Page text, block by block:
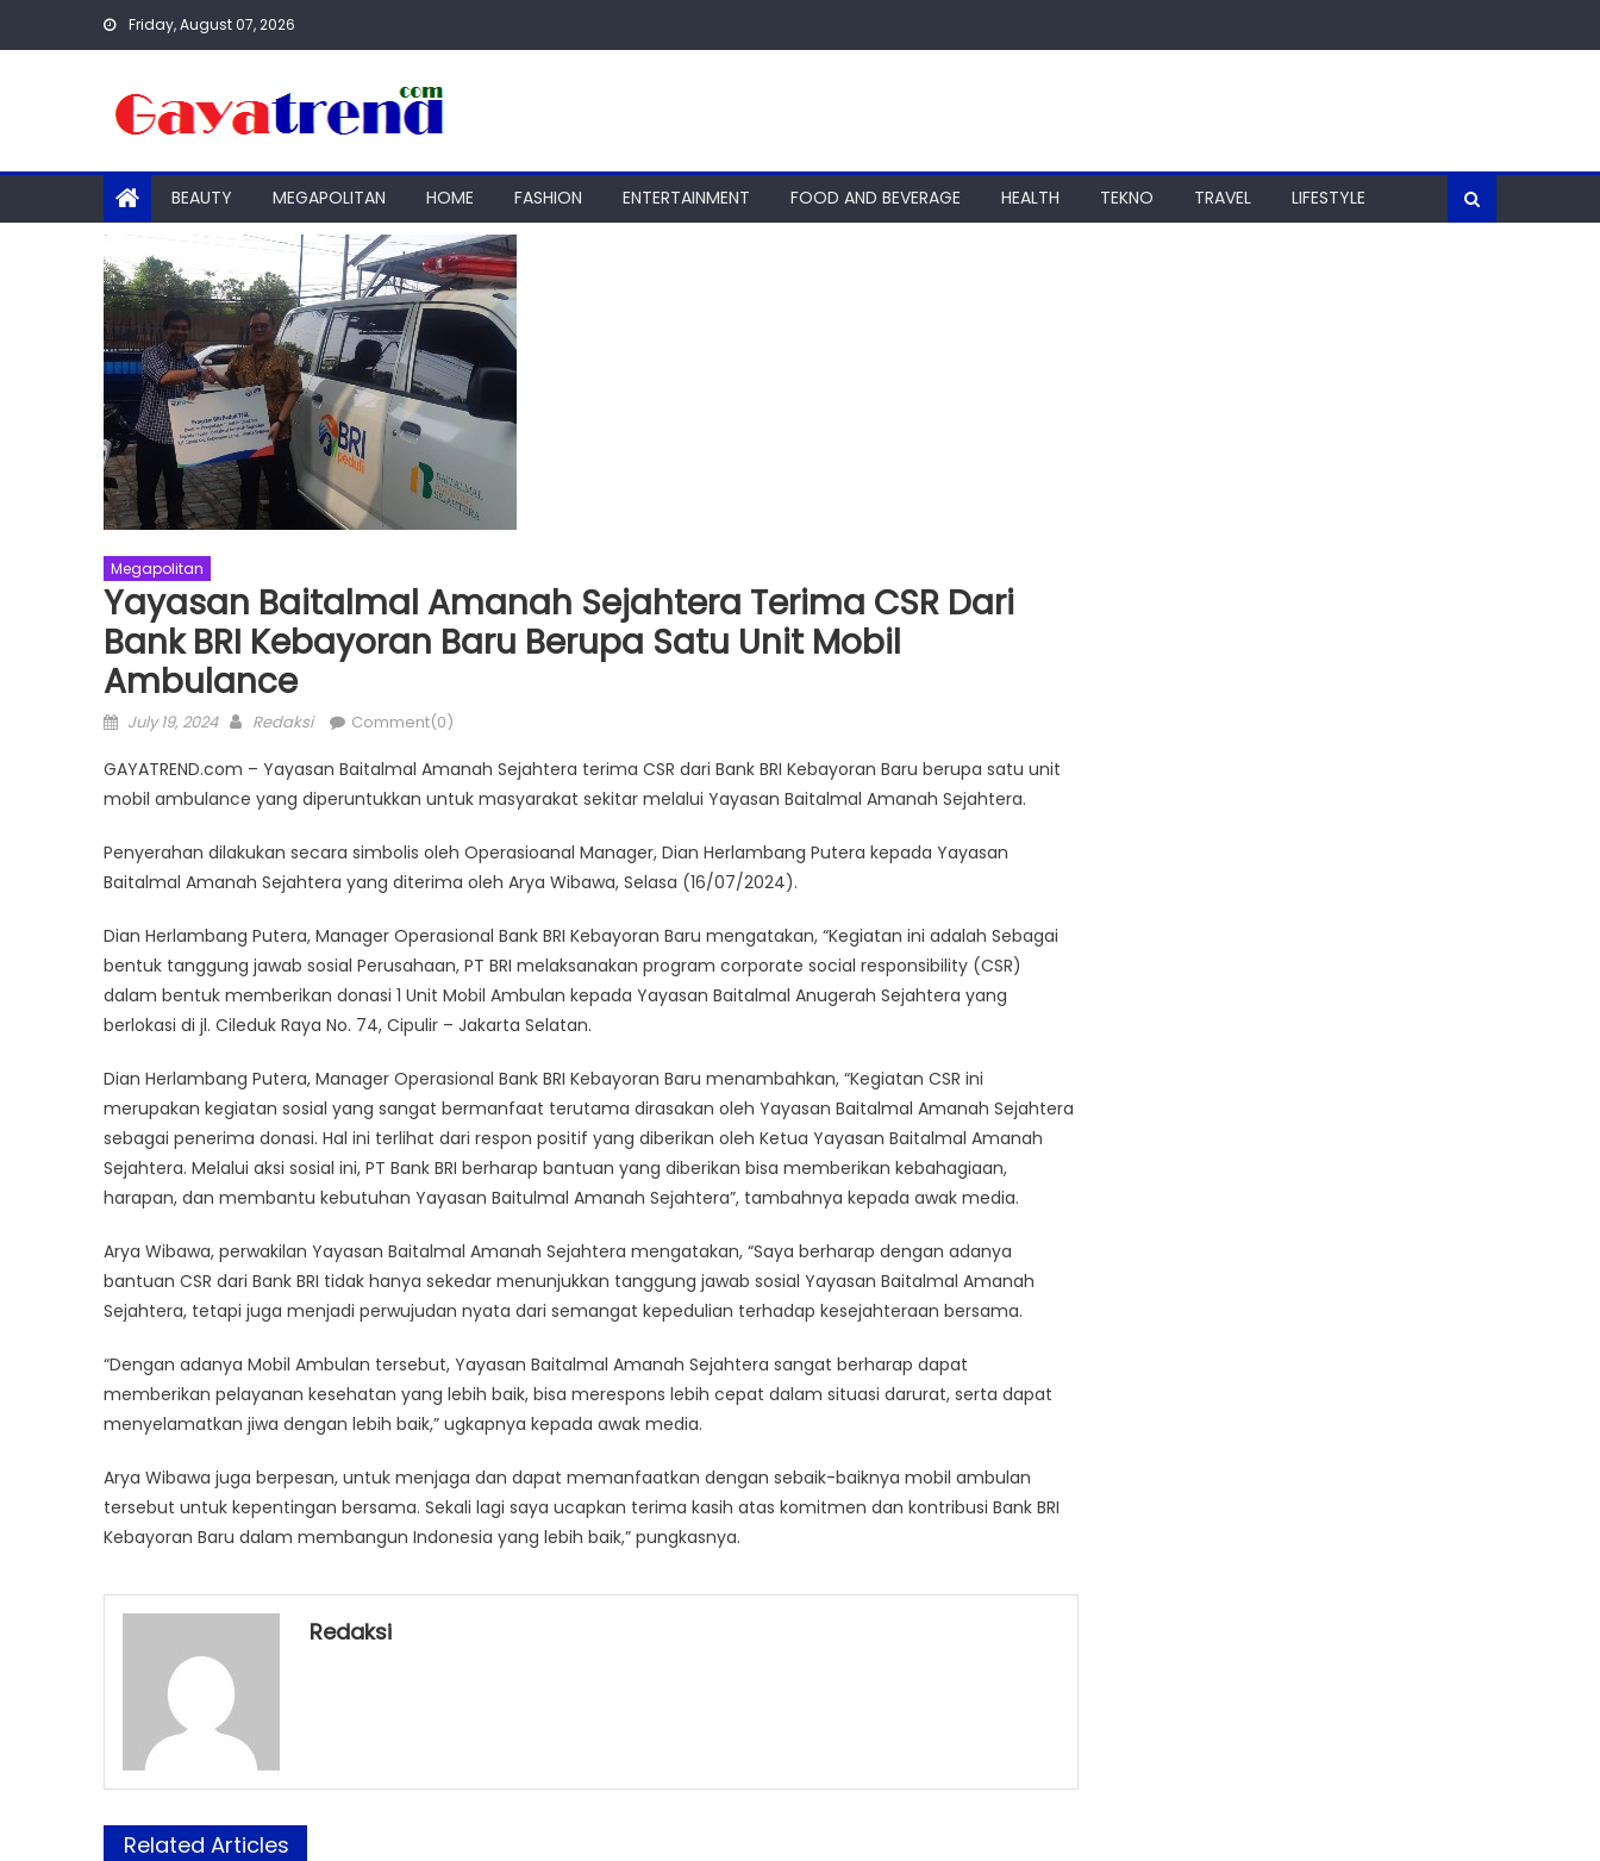
Friday, August 07, 2026
BEAUTY MEGAPOLITAN HOME FASHION ENTERTAINMENT FOOD AND BEVERAGE HEALTH TEKNO TRAVEL LIFESTYLE
Megapolitan
Yayasan Baitalmal Amanah Sejahtera Terima CSR Dari
Bank BRI Kebayoran Baru Berupa Satu Unit Mobil
Ambulance
Posted
July 19, 2024 Author
Redaksi Comment(0)
GAYATREND.com – Yayasan Baitalmal Amanah Sejahtera terima CSR dari Bank BRI Kebayoran Baru berupa satu unit
mobil ambulance yang diperuntukkan untuk masyarakat sekitar melalui Yayasan Baitalmal Amanah Sejahtera.
Penyerahan dilakukan secara simbolis oleh Operasioanal Manager, Dian Herlambang Putera kepada Yayasan
Baitalmal Amanah Sejahtera yang diterima oleh Arya Wibawa, Selasa (16/07/2024).
Dian Herlambang Putera, Manager Operasional Bank BRI Kebayoran Baru mengatakan, “Kegiatan ini adalah Sebagai
bentuk tanggung jawab sosial Perusahaan, PT BRI melaksanakan program corporate social responsibility (CSR)
dalam bentuk memberikan donasi 1 Unit Mobil Ambulan kepada Yayasan Baitalmal Anugerah Sejahtera yang
berlokasi di jl. Cileduk Raya No. 74, Cipulir – Jakarta Selatan.
Dian Herlambang Putera, Manager Operasional Bank BRI Kebayoran Baru menambahkan, “Kegiatan CSR ini
merupakan kegiatan sosial yang sangat bermanfaat terutama dirasakan oleh Yayasan Baitalmal Amanah Sejahtera
sebagai penerima donasi. Hal ini terlihat dari respon positif yang diberikan oleh Ketua Yayasan Baitalmal Amanah
Sejahtera. Melalui aksi sosial ini, PT Bank BRI berharap bantuan yang diberikan bisa memberikan kebahagiaan,
harapan, dan membantu kebutuhan Yayasan Baitulmal Amanah Sejahtera”, tambahnya kepada awak media.
Arya Wibawa, perwakilan Yayasan Baitalmal Amanah Sejahtera mengatakan, “Saya berharap dengan adanya
bantuan CSR dari Bank BRI tidak hanya sekedar menunjukkan tanggung jawab sosial Yayasan Baitalmal Amanah
Sejahtera, tetapi juga menjadi perwujudan nyata dari semangat kepedulian terhadap kesejahteraan bersama.
“Dengan adanya Mobil Ambulan tersebut, Yayasan Baitalmal Amanah Sejahtera sangat berharap dapat
memberikan pelayanan kesehatan yang lebih baik, bisa merespons lebih cepat dalam situasi darurat, serta dapat
menyelamatkan jiwa dengan lebih baik,” ugkapnya kepada awak media.
Arya Wibawa juga berpesan, untuk menjaga dan dapat memanfaatkan dengan sebaik-baiknya mobil ambulan
tersebut untuk kepentingan bersama. Sekali lagi saya ucapkan terima kasih atas komitmen dan kontribusi Bank BRI
Kebayoran Baru dalam membangun Indonesia yang lebih baik,” pungkasnya.
Redaksi
Related Articles